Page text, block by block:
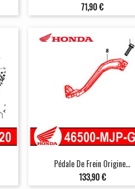
Prix
71,90 €
Pédale De Frein Origine...
Prix
133,90 €